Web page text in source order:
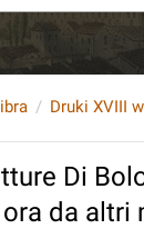
Druki XVIII
Di
da altri